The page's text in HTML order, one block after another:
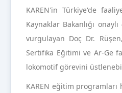
KAREN'in Türkiye'de
Kaynaklar Bakanlığı
vurgulayan Doç Dr.
Sertifika Eğitimi ve Ar-Ge
lokomotif görevini
KAREN eğitim programları